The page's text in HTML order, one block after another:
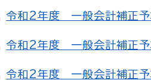
令和2年度 一般会計補正予
令和2年度 一般会計補正予
令和2年度 一般会計補正予